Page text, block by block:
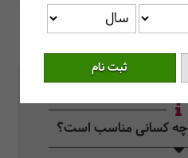
سوالات متداول
چه کسانی مناسب است؟